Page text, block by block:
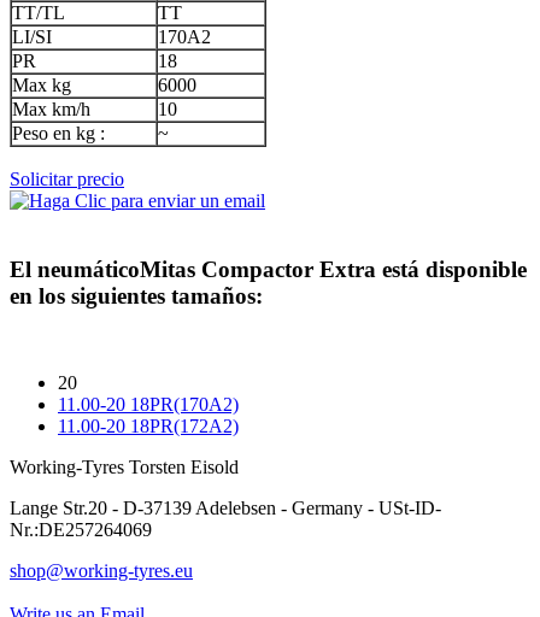
TT/TL
TT
LI/SI
170A2
PR
18
Max kg
6000
Max km/h
10
Peso en kg :
~
Solicitar precio
El neumáticoMitas Compactor Extra está disponible
en los siguientes tamaños:
20
11.00-20 18PR(170A2)
11.00-20 18PR(172A2)
Working-Tyres Torsten Eisold
Lange Str.20 - D-37139 Adelebsen - Germany - USt-ID-
Nr.:DE257264069
shop@working-tyres.eu